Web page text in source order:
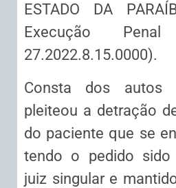
ESTADO DA
Execução
27.2022.8.15.0000).
Consta dos autos
pleiteou a detração
do paciente que se
tendo o pedido sido
juiz singular e